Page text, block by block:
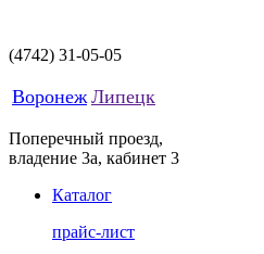
(4742) 31-05-05
Воронеж Липецк
Поперечный проезд,
владение 3а, кабинет 3
Каталог
прайс-лист